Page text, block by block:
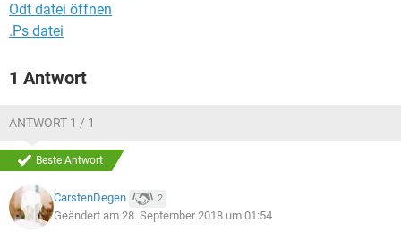
Odt datei öffnen
.Ps datei
1 Antwort
ANTWORT 1 / 1
Beste Antwort
CarstenDegen 2
Geändert am 28. September 2018 um 01:54